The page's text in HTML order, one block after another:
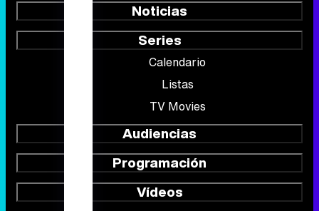
Noticias
Series
Calendario
Listas
TV Movies
Audiencias
Programación
Vídeos